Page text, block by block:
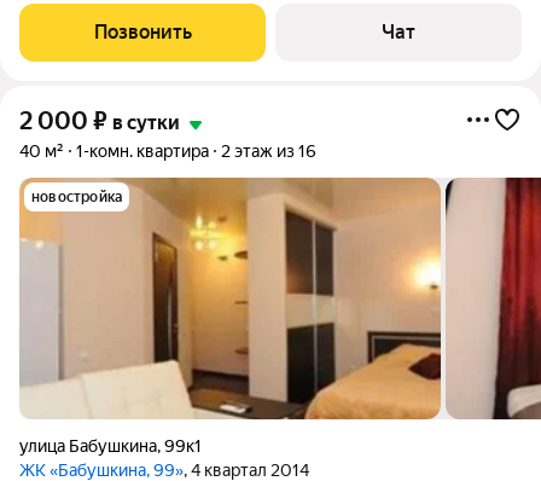
варочная панель,
Позвонить Чат
2 000 ₽ в сутки
40 м² 1-комн. квартира 2 этаж из 16
новостройка
улица Бабушкина,99к1
ЖК «Бабушкина, 99», 4 квартал 2014